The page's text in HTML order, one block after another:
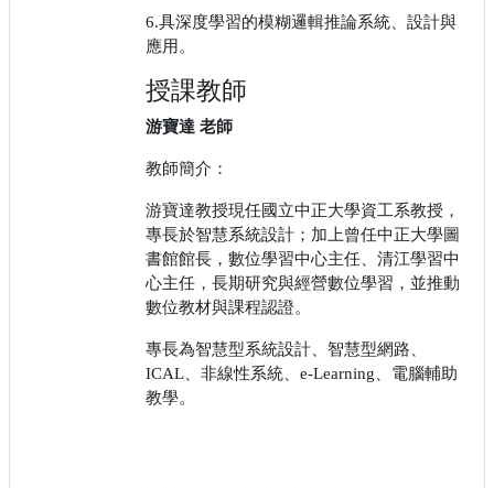
6.具深度學習的模糊邏輯推論系統、設計與
應用。
授課教師
游寶達 老師
教師簡介：
游寶達教授現任國立中正大學資工系教授，
專長於智慧系統設計；加上曾任中正大學圖
書館館長，數位學習中心主任、清江學習中
心主任，長期研究與經營數位學習，並推動
數位教材與課程認證。
專長為智慧型系統設計、智慧型網路、
ICAL、非線性系統、 e-Learning、電腦輔助
教學。